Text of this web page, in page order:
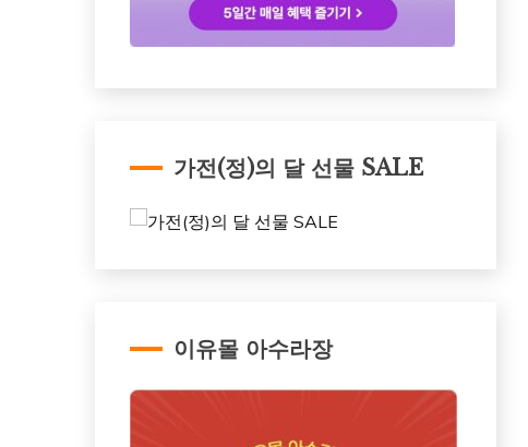
가전(정)의 달 선물 SALE
이유몰 아수라장